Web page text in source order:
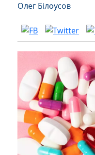
Олег Білоусов